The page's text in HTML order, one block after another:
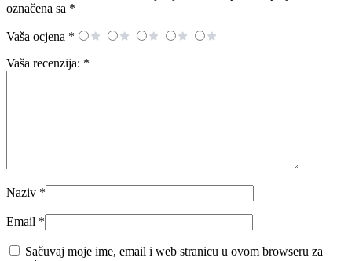
označena sa *
Vaša ocjena *
Vaša recenzija: *
Naziv *
Email *
Sačuvaj moje ime, email i web stranicu u ovom browseru za